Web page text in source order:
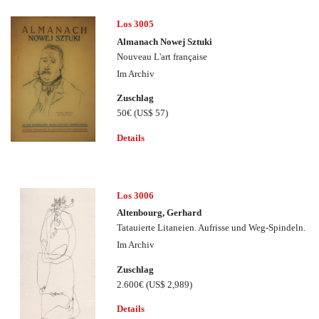
Los 3005
Almanach Nowej Sztuki
Nouveau L'art française
Im Archiv
Zuschlag
50€(US$ 57)
Details
Los 3006
Altenbourg, Gerhard
Tatauierte Litaneien. Aufrisse und Weg-Spindeln.
Im Archiv
Zuschlag
2.600€(US$ 2,989)
Details